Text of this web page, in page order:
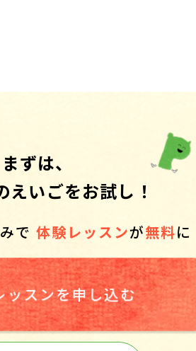
まずは、
えいごをお試し！
で 体験レッスンが無料
ッスンを申し込む